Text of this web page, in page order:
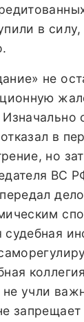
в силу,
не
в
но
ВС
учли